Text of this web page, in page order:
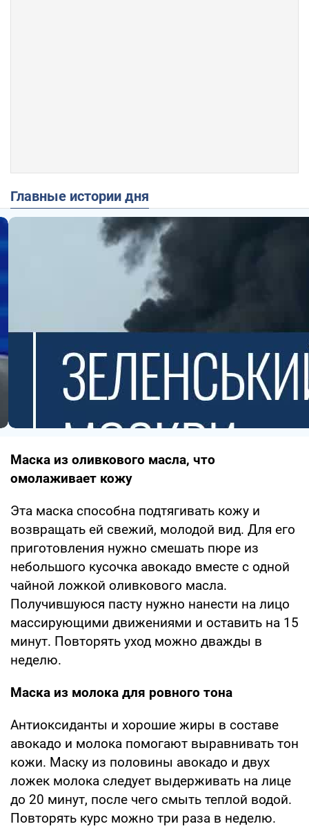
Главные истории дня
Маска из оливкового масла, что
омолаживает кожу
Эта маска способна подтягивать кожу и
возвращать ей свежий, молодой вид. Для его
приготовления нужно смешать пюре из
небольшого кусочка авокадо вместе с одной
чайной ложкой оливкового масла.
Получившуюся пасту нужно нанести на лицо
массирующими движениями и оставить на 15
минут. Повторять уход можно дважды в
неделю.
Маска из молока для ровного тона
Антиоксиданты и хорошие жиры в составе
авокадо и молока помогают выравнивать тон
кожи. Маску из половины авокадо и двух
ложек молока следует выдерживать на лице
до 20 минут, после чего смыть теплой водой.
Повторять курс можно три раза в неделю.